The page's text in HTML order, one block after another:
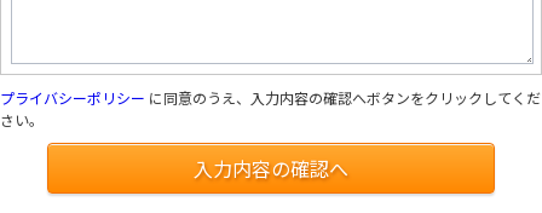
プライバシーポリシー に同意のうえ、入力内容の確認へボタンをクリックしてくだ
さい。
入力内容の確認へ